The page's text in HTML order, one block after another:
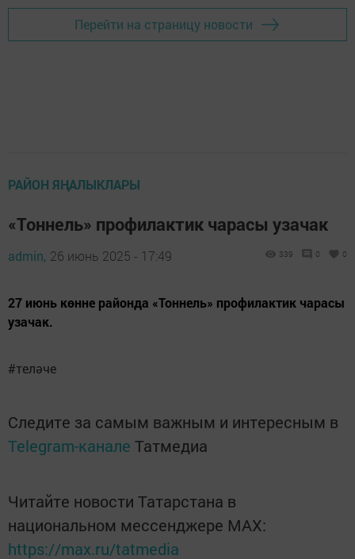
Перейти на страницу новости
РАЙОН ЯҢАЛЫКЛАРЫ
«Тоннель» профилактик чарасы узачак
admin, 26 июнь 2025 - 17:49 339 0 0
27 июнь көнне районда «Тоннель» профилактик чарасы
узачак.
#теләче
Следите за самым важным и интересным в
Telegram-канале Татмедиа
Читайте новости Татарстана в
национальном мессенджере MАХ:
https://max.ru/tatmedia